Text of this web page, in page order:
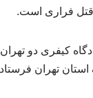
قتل فراری است.
کیفری دو